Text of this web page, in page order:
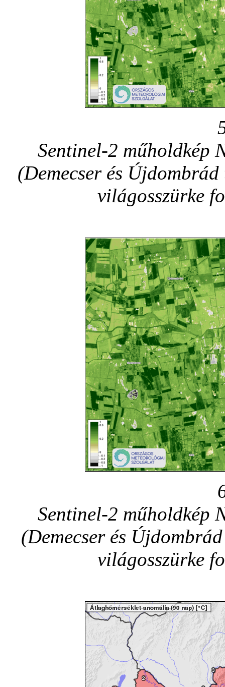
Sentinel-2 műholdkép
(Demecser és
világosszürke
Sentinel-2 műholdkép
(Demecser és
világosszürke